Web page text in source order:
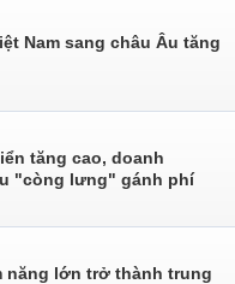
Nam sang châu Âu tăng
tăng cao, doanh
"còng lưng" gánh phí
năng lớn trở thành trung